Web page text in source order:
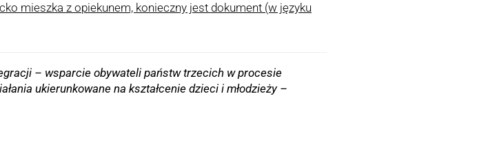
mieszka z opiekunem, konieczny jest dokument (w języku
– wsparcie obywateli państw trzecich w procesie
ukierunkowane na kształcenie dzieci i młodzieży –